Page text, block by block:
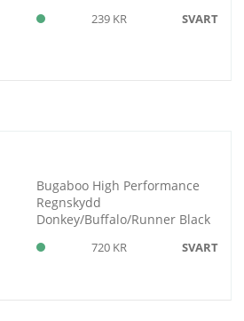
239 KR SVART
Bugaboo High Performance
Regnskydd
Donkey/Buffalo/Runner Black
720 KR SVART